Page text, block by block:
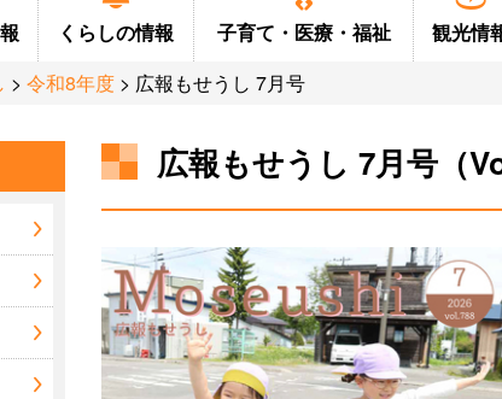
ふるさとマップ
と会 学校
施設 スポーツ施設
くらしの情報
戸籍 上下水道
税金 ごみ・し尿・
町営住宅
栄養士がす
理
子育て・ 医療・福祉
結婚
福祉・介護
観光情
> 令和8年度 > 広報もせうし 7月号
広報もせうし 7月号（